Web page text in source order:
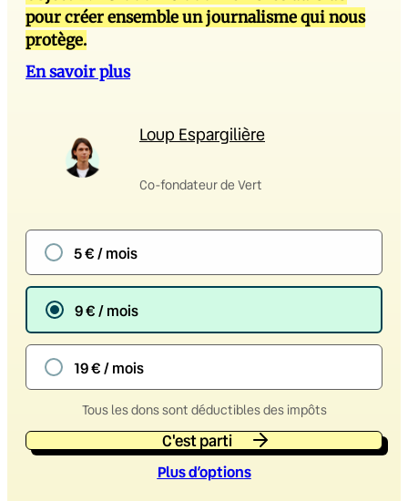
pour créer ensemble un journalisme qui nous
protège.
En savoir plus
Loup Espargilière
Co-fondateur de Vert
5 € / mois
9 € / mois
19 € / mois
Tous les dons sont déductibles des impôts
C'est parti
Plus d’options